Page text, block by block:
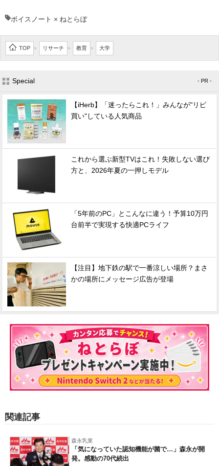
ボイスノート × ねとらぼ
TOP > リサーチ > 教育 > 大学
Special - PR -
【iHerb】「迷ったらこれ！」みんなが"リピ
買い"している人気商品
これから選ぶ新型TVはこれ！失敗しない選び
方と、2026年夏の一押しモデル
「5年前のPC」とこんなに違う！予算10万円
台前半で実現する快適PCライフ
【注目】地下鉄の駅で一番涼しい場所？まさ
かの場所にメッセージ広告が登場
関連記事
森永乳業
「気になっていた認知機能が菌で…」森永が開
発。感動の70代続出